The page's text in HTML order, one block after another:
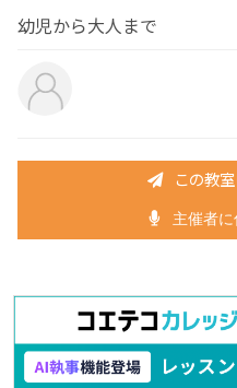
幼児から大人まで
この教
主催者